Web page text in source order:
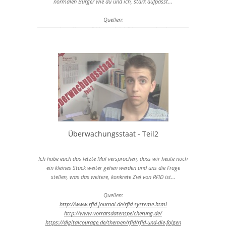
Quellen:
http://www.rfid-journal.de/rfid-systeme.html
http://kath-zdw.ch/maria/schattenmacht/rfid-chip.html
http://www.netzwelt.de/news/66659-los-gehts-erste-chip-
implantate-menschen
http://www.spiegel.de/#action=404&ref=hpinject404
Überwachungsstaat - Teil2
Ich habe euch das letzte Mal versprochen, dass wir heute noch
ein kleines Stück weiter gehen werden und uns die Frage
stellen, was das weitere, konkrete Ziel von RFID ist...
Quellen:
http://www.rfid-journal.de/rfid-systeme.html
http://www.vorratsdatenspeicherung.de/
https://digitalcourage.de/themen/rfid/rfid-und-die-folgen